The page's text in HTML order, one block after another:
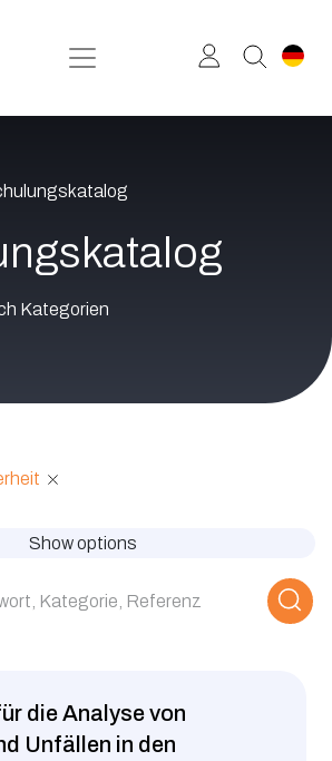
Kategorien
Show options
die Analyse von
Unfällen in den